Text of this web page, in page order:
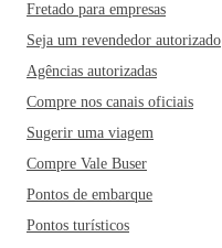
Fretado para empresas
Seja um revendedor autorizado
Agências autorizadas
Compre nos canais oficiais
Sugerir uma viagem
Compre Vale Buser
Pontos de embarque
Pontos turísticos